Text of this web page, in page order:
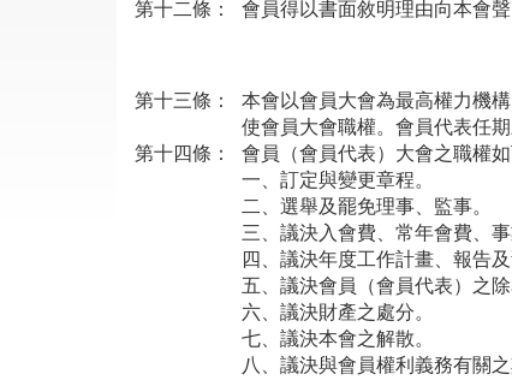
第十二條：
會員得以書面敘明理由向本會聲
第十三條：
本會以會員大會為最高權力機
使會員大會職權。會員代表任
第十四條：
會員（會員代表）大會之職權如
一、 訂定與變更章程。
二、 選舉及罷免理事、監事。
三、 議決入會費、常年會費、
四、 議決年度工作計畫、報告及
五、 議決會員（會員代表）之除
六、 議決財產之處分。
七、 議決本會之解散。
八、 議決與會員權利義務有關之